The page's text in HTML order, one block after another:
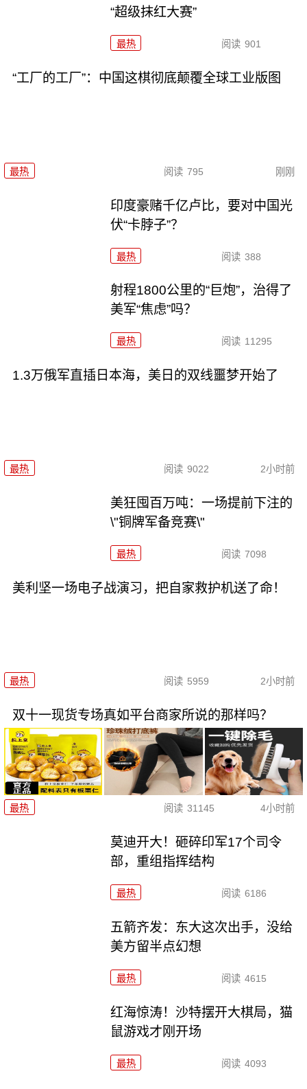
“超级抹红大赛”
最热 阅读 901
“工厂的工厂”：中国这棋彻底颠覆全球工业版图
最热 阅读 795 刚刚
印度豪赌千亿卢比，要对中国光
伏“卡脖子”？
最热 阅读 388
射程1800公里的“巨炮”，治得了
美军“焦虑”吗？
最热 阅读 11295
1.3万俄军直插日本海，美日的双线噩梦开始了
最热 阅读 9022 2小时前
美狂囤百万吨：一场提前下注的
\"铜牌军备竞赛\"
最热 阅读 7098
美利坚一场电子战演习，把自家救护机送了命！
最热 阅读 5959 2小时前
双十一现货专场真如平台商家所说的那样吗？
最热 阅读 31145 4小时前
莫迪开大！砸碎印军17个司令
部，重组指挥结构
最热 阅读 6186
五箭齐发：东大这次出手，没给
美方留半点幻想
最热 阅读 4615
红海惊涛！沙特摆开大棋局，猫
鼠游戏才刚开场
最热 阅读 4093